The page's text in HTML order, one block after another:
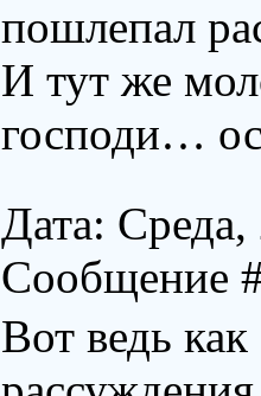
пошлепал
И тут же
господи…
Дата:
Сообщение
Вот ведь